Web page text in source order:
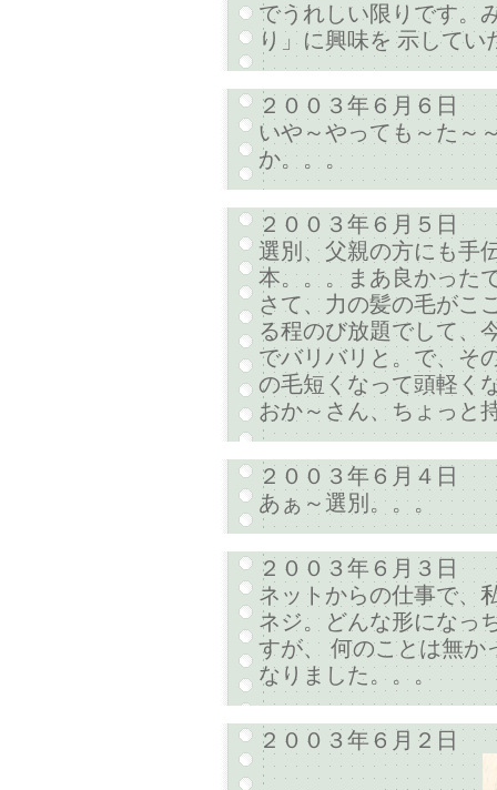
でうれしい限りです。
り」に興味を 示して
２００３年６月６日
いや～やっても～た～
か。。。
２００３年６月５日
選別、父親の方にも手
本。。。まあ良かった
さて、力の髪の毛がこ
る程のび放題でして、
でバリバリと。で、そ
の毛短くなって頭軽く
おか～さん、ちょっと
２００３年６月４日
あぁ～選別。。。
２００３年６月３日
ネットからの仕事で、
ネジ。どんな形になっ
すが、 何のことは無か
なりました。。。
２００３年６月２日